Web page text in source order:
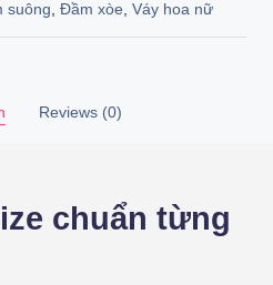
suông, Đầm xòe, Váy hoa nữ
Reviews (0)
chuẩn từng